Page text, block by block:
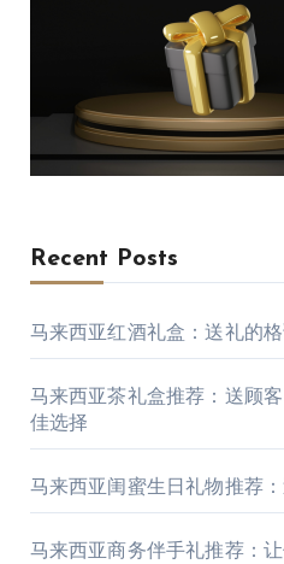
Recent Posts
马来西亚红酒礼盒：送礼的
马来西亚茶礼盒推荐：送顾
佳选择
马来西亚闺蜜生日礼物推荐
马来西亚商务伴手礼推荐：